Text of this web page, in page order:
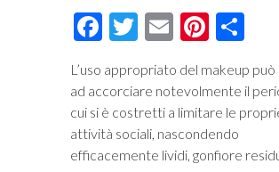
Facebook
Twitter
Email
L’uso appropriato del makeup
ad accorciare notevolmente il
cui si è costretti a limitare le
attività sociali, nascondendo
efficacemente lividi, gonfiore